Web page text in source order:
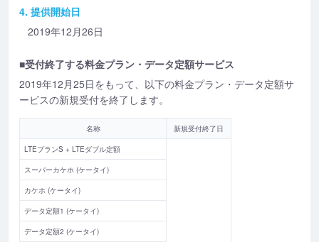
4. 提供開始日
2019年12月26日
■受付終了する料金プラン・データ定額サービス
2019年12月25日をもって、以下の料金プラン・データ定額サ
ービスの新規受付を終了します。
名称 新規受付終了日
LTEプランS + LTEダブル定額
スーパーカケホ (ケータイ)
カケホ (ケータイ)
データ定額1 (ケータイ)
データ定額2 (ケータイ)